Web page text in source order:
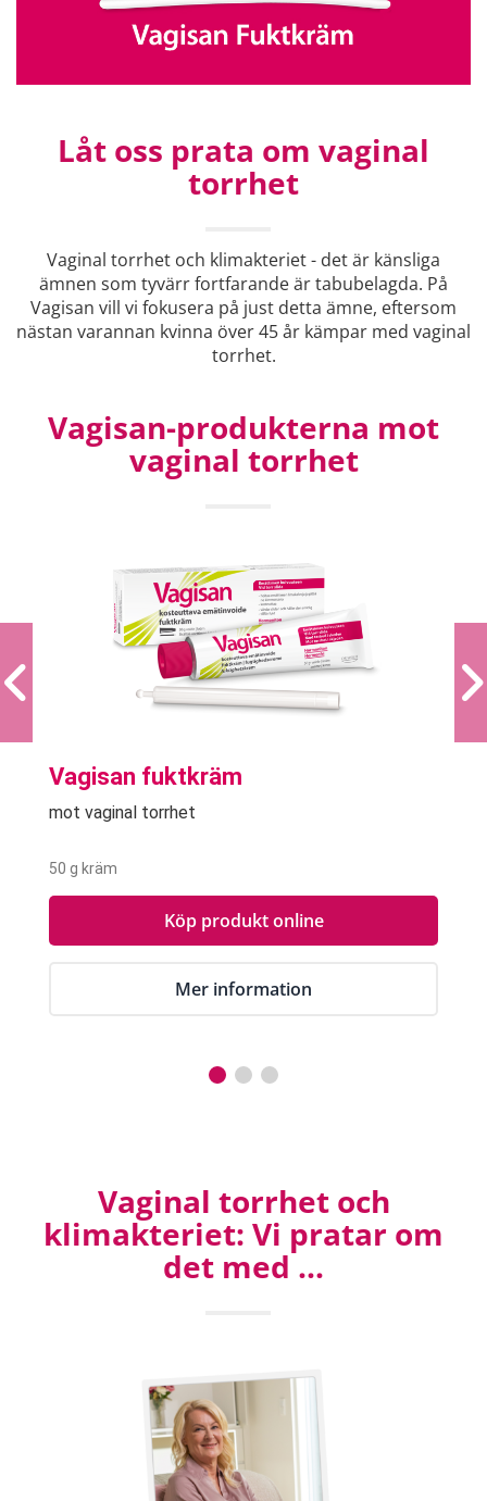
Låt oss prata om vaginal
torrhet
Vaginal torrhet och klimakteriet - det är känsliga
ämnen som tyvärr fortfarande är tabubelagda. På
Vagisan vill vi fokusera på just detta ämne, eftersom
nästan varannan kvinna över 45 år kämpar med vaginal
torrhet.
Vagisan-produkterna mot
vaginal torrhet
Vagisan fuktkräm
mot vaginal torrhet
50 g kräm
Köp produkt online
Mer information
Vaginal torrhet och
klimakteriet: Vi pratar om
det med ...